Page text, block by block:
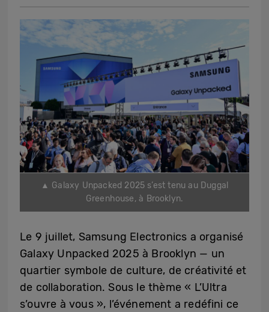
▲ Galaxy Unpacked 2025 s’est tenu au Duggal
Greenhouse, à Brooklyn.
Le 9 juillet, Samsung Electronics a organisé
Galaxy Unpacked 2025 à Brooklyn — un
quartier symbole de culture, de créativité et
de collaboration. Sous le thème « L’Ultra
s’ouvre à vous », l’événement a redéfini ce